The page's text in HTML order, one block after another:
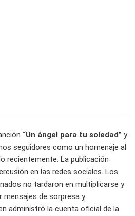
“Un ángel para tu soledad” y
seguidores como un homenaje al
recientemente. La publicación
en las redes sociales. Los
no tardaron en multiplicarse y
mensajes de sorpresa y
administró la cuenta oficial de la